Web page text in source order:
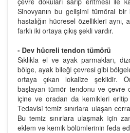
Sinovyanın bu gelişimi tümöral
hastalığın hücresel özellikleri aynı,
farklı iki ortaya çıkış şekli vardır.
- Dev hücreli tendon tümörü
Sıklıkla el ve ayak parmakları,
bölge, ayak bileği çevresi gibi
ortaya çıkan lokalize şeklidir.
başlayan tümör tendonu ve çevre
içine ve oradan da kemikleri
Tedavisi temiz sınırlara ulaşan
Bu temiz sınırlara ulaşmak için
eklem ve kemik bölümlerinin feda